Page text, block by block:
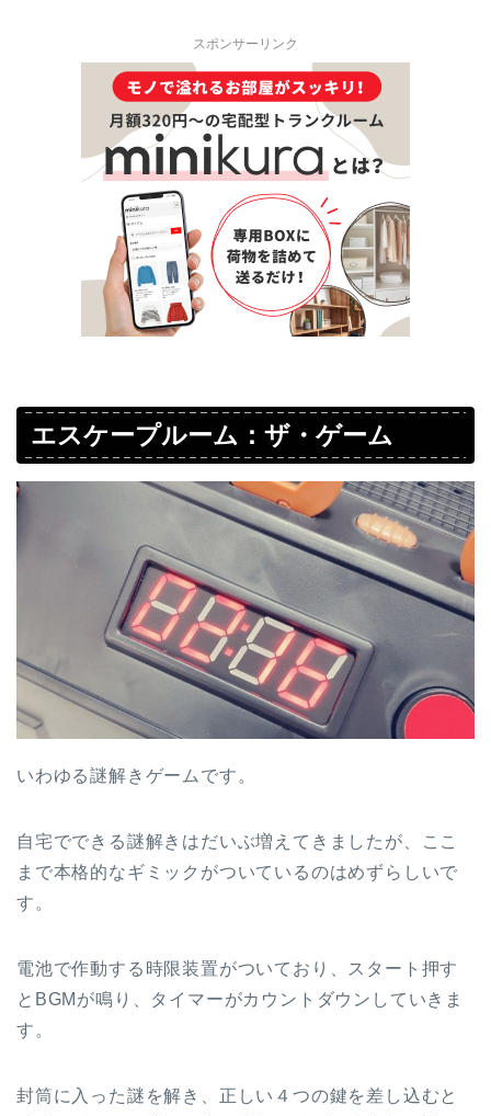
スポンサーリンク
エスケープルーム：ザ・ゲーム
いわゆる謎解きゲームです。
自宅でできる謎解きはだいぶ増えてきましたが、ここ
まで本格的なギミックがついているのはめずらしいで
す。
電池で作動する時限装置がついており、スタート押す
とBGMが鳴り、タイマーがカウントダウンしていきま
す。
封筒に入った謎を解き、正しい４つの鍵を差し込むと